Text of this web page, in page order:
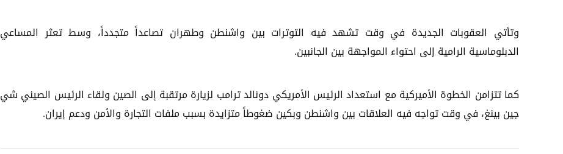
وتأتي العقوبات الجديدة في وقت تشهد فيه التوترات بين واشنطن وطهران تصاعداً متجدداً، وسط تعثر المساعي
الدبلوماسية الرامية إلى احتواء المواجهة بين الجانبين.
كما تتزامن الخطوة الأميركية مع استعداد الرئيس الأمريكي دونالد ترامب لزيارة مرتقبة إلى الصين ولقاء الرئيس الصيني شي
جين بينغ، في وقت تواجه فيه العلاقات بين واشنطن وبكين ضغوطاً متزايدة بسبب ملفات التجارة والأمن ودعم إيران.